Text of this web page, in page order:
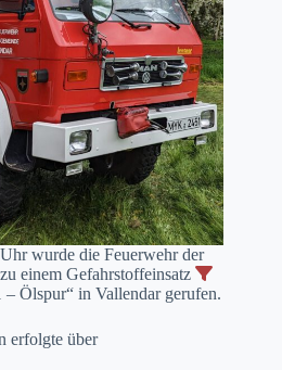
wurde die Feuerwehr der
einem Gefahrstoffeinsatz
Ölspur“ in Vallendar gerufen.
erfolgte über